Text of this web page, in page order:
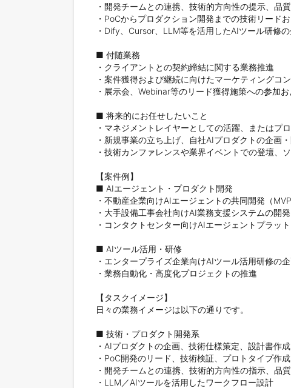
・開発チームとの連携、技術的方向性の提示、品
・PoCからプロダクション開発までの技術リード
・Dify、Cursor、LLM等を活用したAIツール研修
■ 付随業務
・クライアントとの契約締結に関する業務推進
・案件獲得および継続に向けたマーケティングコ
・展示会、Webinar等のリード獲得施策への参加
■ 将来的にお任せしたいこと
・マネジメントレイヤーとしての活躍、またはプ
・新規事業の立ち上げ、自社AIプロダクトの企画
・技術カンファレンスや業界イベントでの登壇、
【案件例】
■ AIエージェント・プロダクト開発
・不動産企業向けAIエージェントの共同開発（
・大手設備工事会社向けAI業務支援システムの開発
・コンタクトセンター向けAIエージェントプラッ
■ AIツール活用・研修
・エンタープライズ企業向けAIツール活用研修の
・業務自動化・高度化プロジェクトの推進
【タスクイメージ】
日々の業務イメージは以下の通りです。
■ 技術・プロダクト開発系
・AIプロダクトの企画、技術仕様策定、設計書作成
・PoC開発のリード、技術検証、プロトタイプ作成
・開発チームとの連携、技術的方向性の指示、品
・LLM／AIツールを活用したワークフロー設計